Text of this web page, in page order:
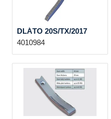
DLÁTO 20S/TX/2017
4010984